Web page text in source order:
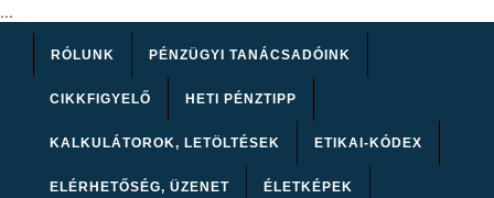
...
RÓLUNK PÉNZÜGYI TANÁCSADÓINK
CIKKFIGYELŐ HETI PÉNZTIPP
KALKULÁTOROK, LETÖLTÉSEK ETIKAI-KÓDEX
ELÉRHETŐSÉG, ÜZENET ÉLETKÉPEK